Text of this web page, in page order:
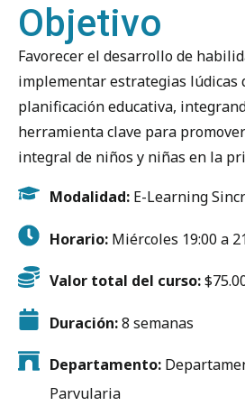
Objetivo
Favorecer el desarrollo de
implementar estrategias lúdicas
planificación educativa,
herramienta clave para
integral de niños y niñas en la
Modalidad: E-Learning
Horario: Miércoles 19:00 a
Valor total del curso:
Duración:8 semanas
Departamento:
Parvularia